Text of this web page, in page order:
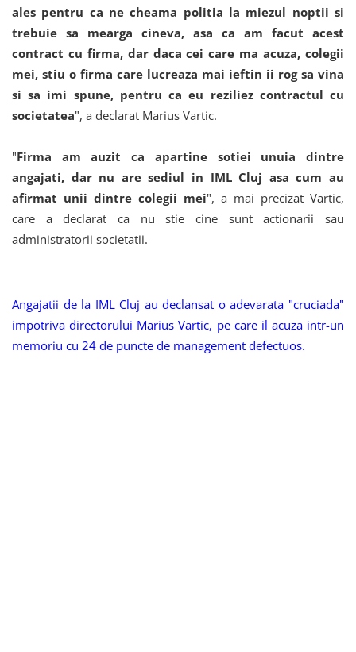
ales pentru ca ne cheama politia la miezul noptii si
trebuie sa mearga cineva, asa ca am facut acest
contract cu firma, dar daca cei care ma acuza, colegii
mei, stiu o firma care lucreaza mai ieftin ii rog sa vina
si sa imi spune, pentru ca eu reziliez contractul cu
societatea", a declarat Marius Vartic.
"Firma am auzit ca apartine sotiei unuia dintre
angajati, dar nu are sediul in IML Cluj asa cum au
afirmat unii dintre colegii mei", a mai precizat Vartic,
care a declarat ca nu stie cine sunt actionarii sau
administratorii societatii.
Angajatii de la IML Cluj au declansat o adevarata "cruciada"
impotriva directorului Marius Vartic, pe care il acuza intr-un
memoriu cu 24 de puncte de management defectuos.